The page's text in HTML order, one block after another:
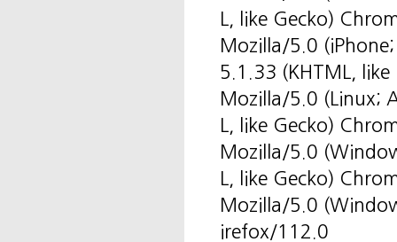
L, like Gecko)
Mozilla/5.0
5.1.33 (KHTML,
Mozilla/5.0 (Linux;
L, like Gecko)
Mozilla/5.0
L, like Gecko)
Mozilla/5.0
irefox/112.0